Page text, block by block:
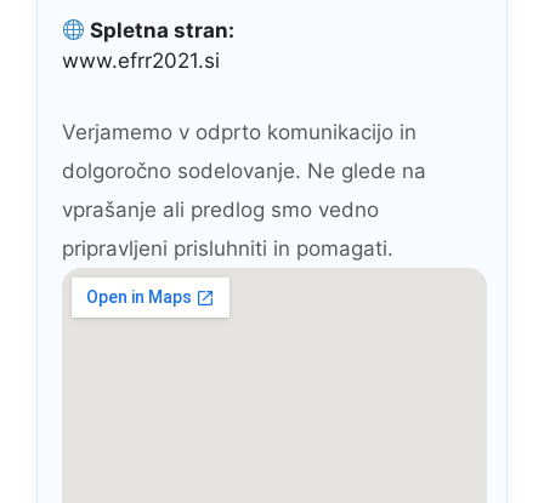
Spletna stran:
www.efrr2021.si
Verjamemo v odprto komunikacijo in
dolgoročno sodelovanje. Ne glede na
vprašanje ali predlog smo vedno
pripravljeni prisluhniti in pomagati.